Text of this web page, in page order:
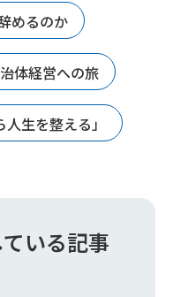
めるのか
体経営への旅
生を整える」
いる記事